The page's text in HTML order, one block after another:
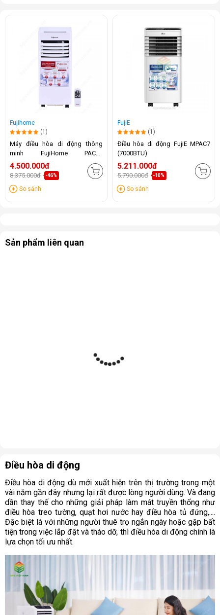
Fujihome
(1)
Máy điều hòa di động thông
minh FujiHome PAC07
(7000BTU)
4.500.000đ
8.375.000đ -46%
So sánh
FujiE
(1)
Điều hòa di động FujiE MPAC7
(7000BTU)
5.211.000đ
5.790.000đ -10%
So sánh
Sản phẩm liên quan
Điều hòa di động
Điều hòa di động dù mới xuất hiện trên thị trường trong một
vài năm gần đây nhưng lại rất được lòng người dùng. Và đang
dần thay thế cho những giải pháp làm mát truyền thống như
điều hòa treo tường, quạt hơi nước hay điều hòa tủ đứng,....
Đặc biệt là với những người thuê trọ ngắn ngày hoặc gặp bất
tiện trong việc lắp đặt và tháo dỡ, thì điều hòa di động chính là
lựa chọn tối ưu nhất.